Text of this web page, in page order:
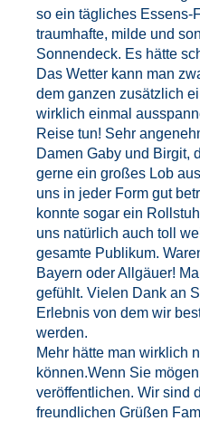
so ein tägliches Essens-
traumhafte, milde und
Sonnendeck. Es hätte
Das Wetter kann man
dem ganzen zusätzlich
wirklich einmal
Reise tun! Sehr
Damen Gaby und Birgit,
gerne ein großes Lob
uns in jeder Form gut
konnte sogar ein
uns natürlich auch toll
gesamte Publikum.
Bayern oder Allgäuer!
gefühlt. Vielen Dank an
Erlebnis von dem wir
werden.
Mehr hätte man wirklich
können.Wenn Sie
veröffentlichen. Wir sind
freundlichen Grüßen